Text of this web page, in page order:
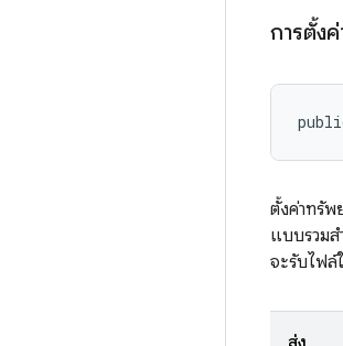
การตั้งค่
ตั้งค่าทรัพ
แบบรวมส
จะรับไฟล์